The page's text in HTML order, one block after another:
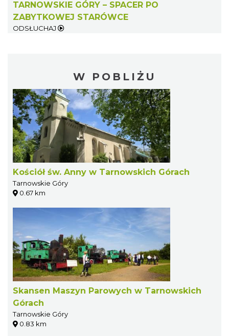
TARNOWSKIE GÓRY – SPACER PO
ZABYTKOWEJ STARÓWCE
ODSŁUCHAJ
W POBLIŻU
Kościół św. Anny w Tarnowskich Górach
Tarnowskie Góry
0.67 km
Skansen Maszyn Parowych w Tarnowskich
Górach
Tarnowskie Góry
0.83 km